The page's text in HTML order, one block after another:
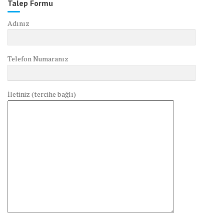
Talep Formu
Adınız
Telefon Numaranız
İletiniz (tercihe bağlı)